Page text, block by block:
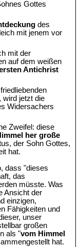
Gottes
des
mit jenem vor
mit der
auf dem weißen
Antichrist
wird jetzt die
Widersachers
Zweifel: diese
her große
der Sohn Gottes,
hat.
dass "dieses
das
müsste. Was
Ansicht der
einzigen,
Fähigkeiten und
unser
großen
als "vom Himmel
hat.